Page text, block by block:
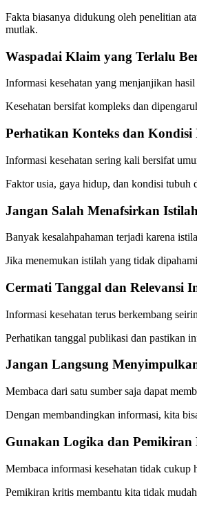
Fakta biasanya didukung oleh penelitian
mutlak.
Waspadai Klaim yang Terlalu
Informasi kesehatan yang menjanjikan
Kesehatan bersifat kompleks dan
Perhatikan Konteks dan
Informasi kesehatan sering kali bersifat
Faktor usia, gaya hidup, dan kondisi tubuh
Jangan Salah Menafsirkan
Banyak kesalahpahaman terjadi karena
Jika menemukan istilah yang tidak
Cermati Tanggal dan Relevansi
Informasi kesehatan terus berkembang
Perhatikan tanggal publikasi dan pastikan
Jangan Langsung
Membaca dari satu sumber saja dapat
Dengan membandingkan informasi, kita
Gunakan Logika dan Pemikiran
Membaca informasi kesehatan tidak cukup
Pemikiran kritis membantu kita tidak